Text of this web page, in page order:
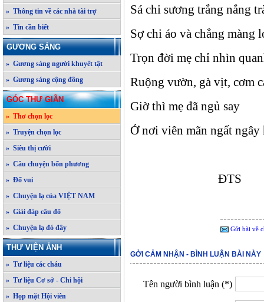
» Thông tin về các nhà tài trợ
» Tin cần biết
GƯƠNG SÁNG
» Gương sáng người khuyết tật
» Gương sáng cộng đồng
GÓC THƯ GIÃN
» Thơ chọn lọc
» Truyện chọn lọc
» Siêu thị cười
» Câu chuyện bốn phương
» Đố vui
» Chuyện lạ của VIỆT NAM
» Giải đáp câu đố
» Chuyện lạ đó đây
THƯ VIỆN ẢNH
» Tư liệu các cháu
» Tư liệu Cơ sở - Chi hội
» Họp mặt Hội viên
Sá chi sương trắng nắng
Sợ chi áo và chẳng màng
Trọn đời mẹ chỉ nhìn
Ruộng vườn, gà vịt, cơm
Giờ thì mẹ đã ngủ say
Ở nơi viên mãn ngất
ĐTS
Gửi bài về
GỞI CẢM NHẬN - BÌNH LUẬN BÀI NÀY
Tên người bình luận (*)